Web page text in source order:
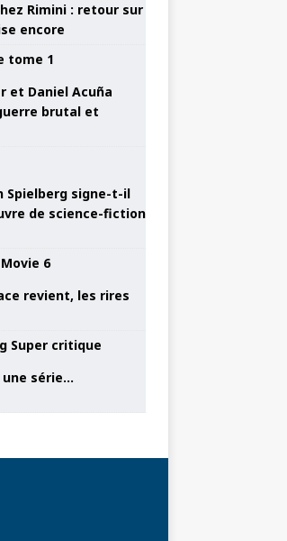
Rimini : retour sur
encore
et Daniel Acuña
brutal et
Spielberg signe-t-il
de science-fiction
revient, les rires
une série…